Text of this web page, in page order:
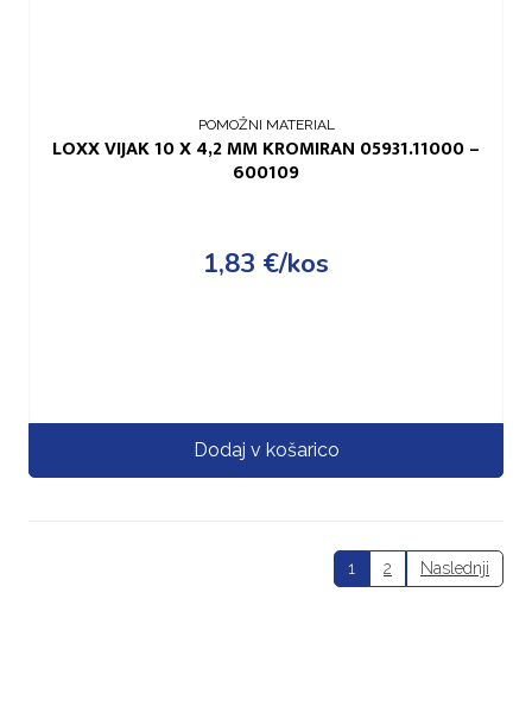
POMOŽNI MATERIAL
LOXX VIJAK 10 X 4,2 MM KROMIRAN 05931.11000 –
600109
1,83 €/kos
Dodaj v košarico
1 2 Naslednji